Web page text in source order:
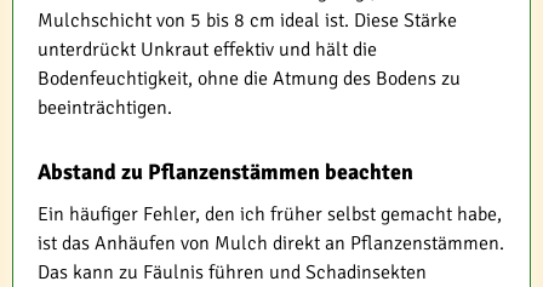
Mulchschicht von 5 bis 8 cm ideal ist. Diese Stärke
unterdrückt Unkraut effektiv und hält die
Bodenfeuchtigkeit, ohne die Atmung des Bodens zu
beeinträchtigen.
Abstand zu Pflanzenstämmen beachten
Ein häufiger Fehler, den ich früher selbst gemacht habe,
ist das Anhäufen von Mulch direkt an Pflanzenstämmen.
Das kann zu Fäulnis führen und Schadinsekten